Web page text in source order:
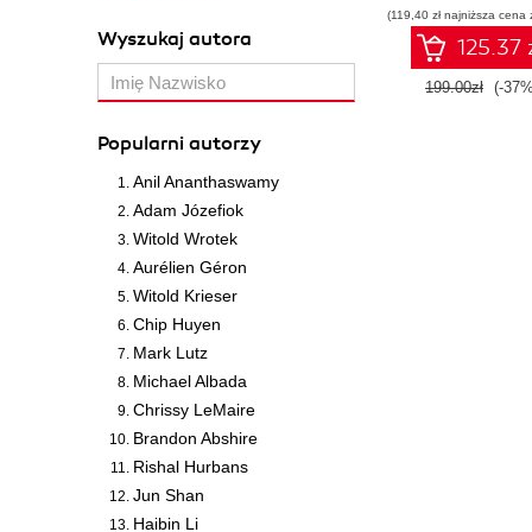
Wyszukaj autora
Popularni autorzy
Anil Ananthaswamy
Adam Józefiok
Witold Wrotek
Aurélien Géron
Witold Krieser
Chip Huyen
Mark Lutz
Michael Albada
Chrissy LeMaire
Brandon Abshire
Rishal Hurbans
Jun Shan
Haibin Li
(119,40 zł najniższa cena
125.37
199.00zł (-